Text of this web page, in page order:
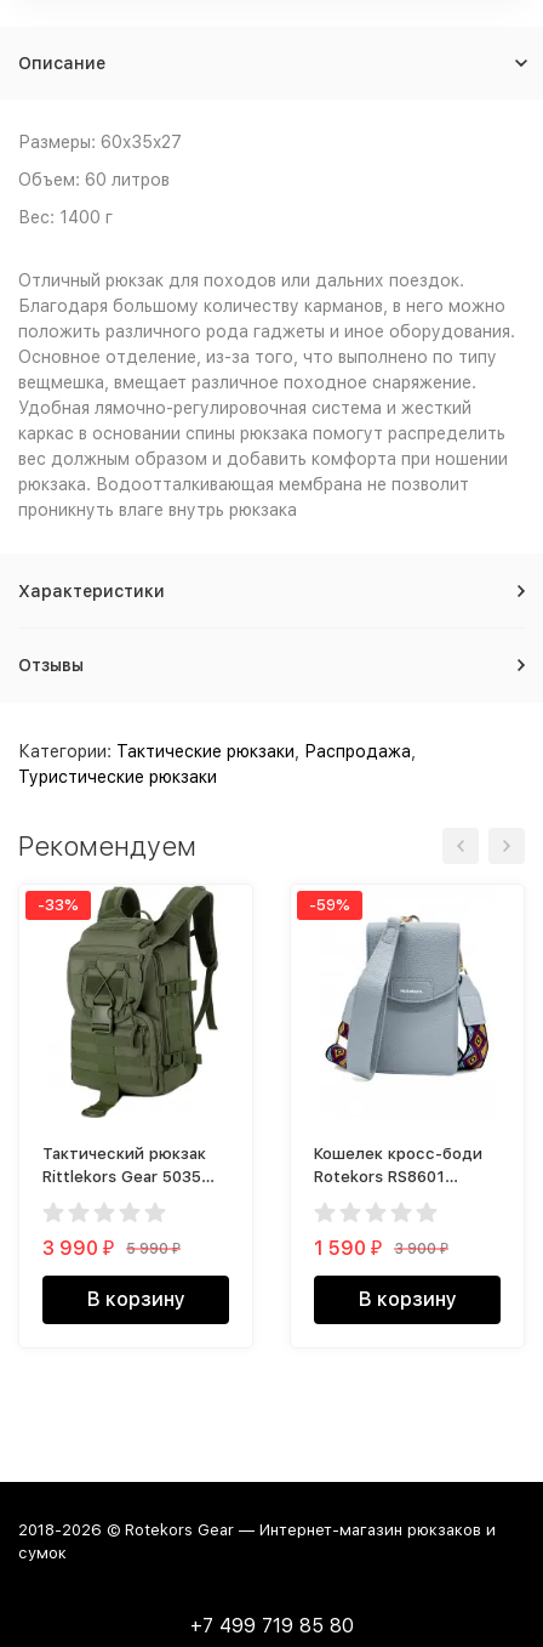
Описание
Размеры: 60x35x27
Объем: 60 литров
Вес: 1400 г
Отличный рюкзак для походов или дальних поездок.
Благодаря большому количеству карманов, в него можно
положить различного рода гаджеты и иное оборудования.
Основное отделение, из-за того, что выполнено по типу
вещмешка, вмещает различное походное снаряжение.
Удобная лямочно-регулировочная система и жесткий
каркас в основании спины рюкзака помогут распределить
вес должным образом и добавить комфорта при ношении
рюкзака. Водоотталкивающая мембрана не позволит
проникнуть влаге внутрь рюкзака
Характеристики
Отзывы
Категории: Тактические рюкзаки Распродажа
Туристические рюкзаки
Рекомендуем
-33%
Тактический рюкзак
Rittlekors Gear 5035
40л зеленый
3 990 ₽ 5 990₽
В корзину
-59%
Кошелек кросс-боди
Rotekors RS8601
голубой
1 590 ₽ 3 900₽
В корзину
2018-2026 © Rotekors Gear — Интернет-магазин рюкзаков и
сумок
+7 499 719 85 80